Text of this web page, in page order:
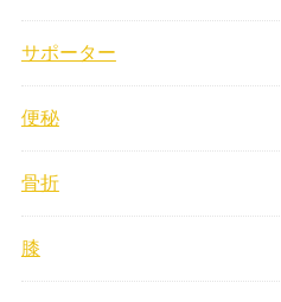
サポーター
便秘
骨折
膝